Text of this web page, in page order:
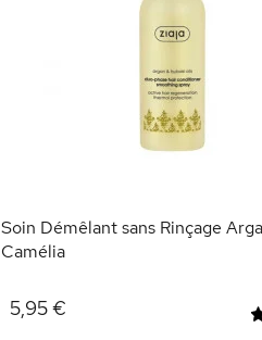
Soin Démêlant sans Rinçage
Camélia
5,95 €